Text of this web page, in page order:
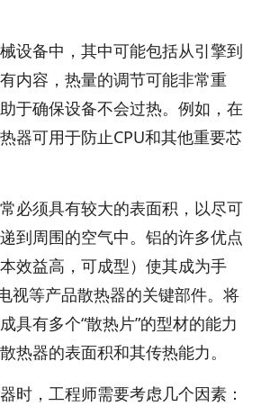
设备中，其中可能包括从引擎到
内容，热量的调节可能非常重
于确保设备不会过热。例如，在
器可用于防止CPU和其他重要芯
必须具有较大的表面积，以尽可
到周围的空气中。铝的许多优点
本效益高，可成型）使其成为手
视等产品散热器的关键部件。将
具有多个“散热片”的型材的能力
热器的表面积和其传热能力。
时，工程师需要考虑几个因素：